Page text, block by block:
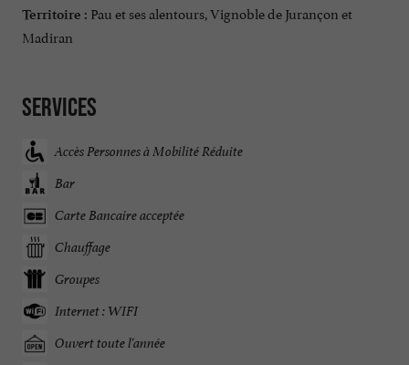
Territoire : Pau et ses alentours, Vignoble de Jurançon et
Madiran
Services
Accès Personnes à Mobilité Réduite
Bar
Carte Bancaire acceptée
Chauffage
Groupes
Internet : WIFI
Ouvert toute l'année